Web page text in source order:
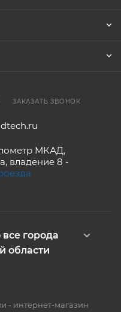
ЗАКАЗАТЬ ЗВОНОК
МКАД,
владение 8 -
города
области
- интернет-магазин